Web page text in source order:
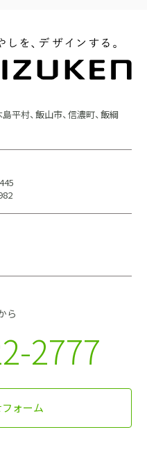
平村、飯山市、信濃町、飯綱
ら
2777
ォーム